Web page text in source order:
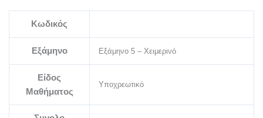
Κωδικός
Εξάμηνο Εξάμηνο 5 – Χειμερινό
Είδος
Μαθήματος
Υποχρεωτικό